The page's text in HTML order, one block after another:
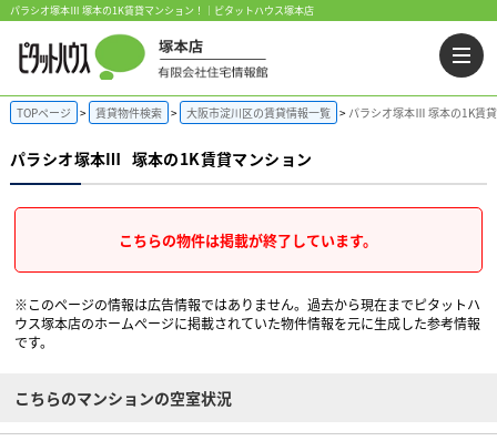
パラシオ塚本Ⅲ 塚本の1K賃貸マンション！｜ピタットハウス塚本店
TOPページ 賃貸物件検索 大阪市淀川区の賃貸情報一覧 パラシオ塚本Ⅲ 塚本の1K賃
パラシオ塚本Ⅲ 塚本の1K賃貸マンション
こちらの物件は掲載が終了しています。
※このページの情報は広告情報ではありません。過去から現在までピタットハ
ウス塚本店のホームぺージに掲載されていた物件情報を元に生成した参考情報
です。
こちらのマンションの空室状況